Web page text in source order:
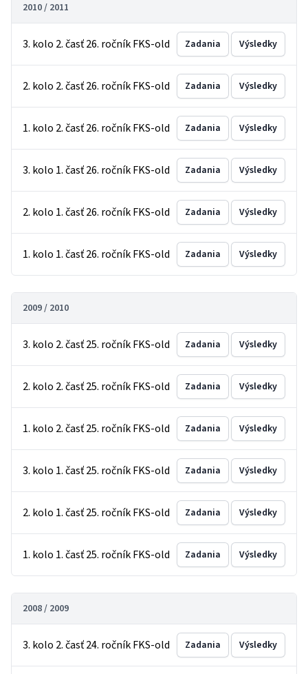
2010 / 2011
3. kolo 2. časť 26. ročník FKS-old Zadania Výsledky
2. kolo 2. časť 26. ročník FKS-old Zadania Výsledky
1. kolo 2. časť 26. ročník FKS-old Zadania Výsledky
3. kolo 1. časť 26. ročník FKS-old Zadania Výsledky
2. kolo 1. časť 26. ročník FKS-old Zadania Výsledky
1. kolo 1. časť 26. ročník FKS-old Zadania Výsledky
2009 / 2010
3. kolo 2. časť 25. ročník FKS-old Zadania Výsledky
2. kolo 2. časť 25. ročník FKS-old Zadania Výsledky
1. kolo 2. časť 25. ročník FKS-old Zadania Výsledky
3. kolo 1. časť 25. ročník FKS-old Zadania Výsledky
2. kolo 1. časť 25. ročník FKS-old Zadania Výsledky
1. kolo 1. časť 25. ročník FKS-old Zadania Výsledky
2008 / 2009
3. kolo 2. časť 24. ročník FKS-old Zadania Výsledky